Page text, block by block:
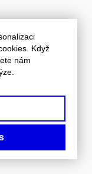
Když
nám